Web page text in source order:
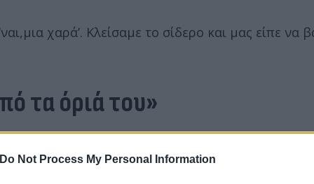
Do Not Process My Personal Information
χαρά’. Κλείσαμε το σίδερο και μας είπε να
τα όριά του»
με έναν άλλον νεαρό και είπε ‘θα το βάλω